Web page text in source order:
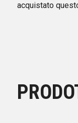
acquistato